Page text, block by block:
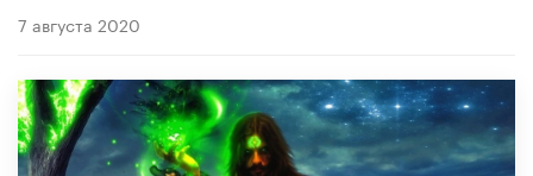
7 августа 2020